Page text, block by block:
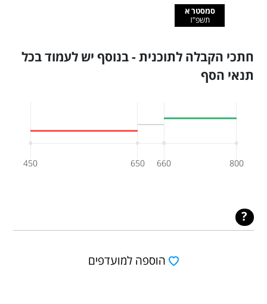
סמסטר א
תשפ"ז
חתכי הקבלה לתוכנית - בנוסף יש לעמוד בכל
תנאי הסף
450 650 660 800
הוספה למועדפים